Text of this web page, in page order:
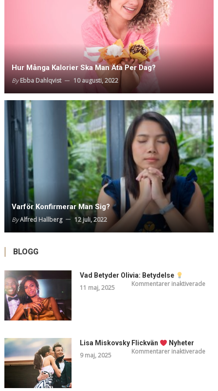
Hur Många Kalorier Ska Man Äta Per Dag?
ByEbba Dahlqvist 10 augusti, 2022
Varför Konfirmerar Man Sig?
ByAlfred Hallberg 12 juli, 2022
BLOGG
Vad Betyder Olivia: Betydelse
11 maj, 2025 Kommentarer inaktiveradeför
Lisa Miskovsky Flickvän Nyheter
9 maj, 2025 Kommentarer inaktiveradeför